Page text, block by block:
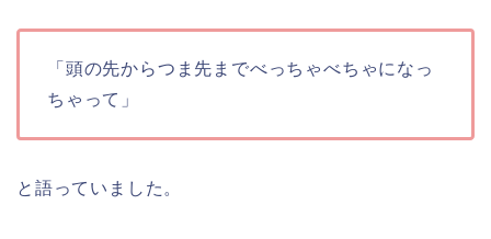
「頭の先からつま先までべっちゃべちゃになっ
ちゃって」
と語っていました。